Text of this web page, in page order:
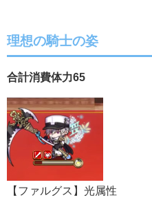
理想の騎士の姿
合計消費体力65
【ファルグス】光属性